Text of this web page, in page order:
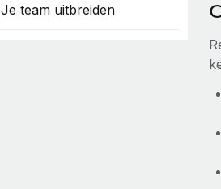
Je team uitbreiden